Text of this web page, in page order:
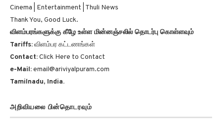
Cinema | Entertainment | Thuli News
Thank You, Good Luck.
விளம்பரங்களுக்கு கீழே உள்ள மின்னஞ்சலில் தொடர்பு கொள்ளவும்
Tariffs:விளம்பர கட்டணங்கள்
Contact:Click Here to Contact
e-Mail:email@ariviyalpuram.com
Tamilnadu, India.
அறிவியலை பின்தொடரவும்